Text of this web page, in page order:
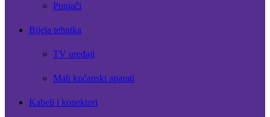
Punjači
Bijela tehnika
TV uređaji
Mali kućanski aparati
Kabeli i konektori